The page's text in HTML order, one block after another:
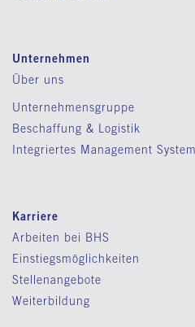
Unternehmen
Über uns
Unternehmensgruppe
Beschaffung & Logistik
Integriertes Management
Karriere
Arbeiten bei BHS
Einstiegsmöglichkeiten
Stellenangebote
Weiterbildung